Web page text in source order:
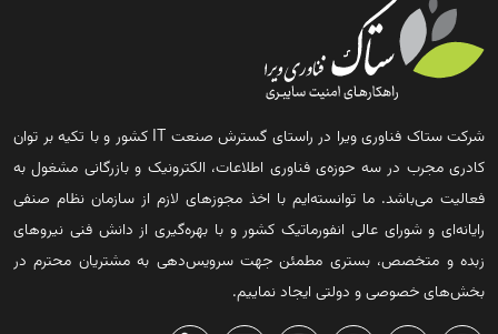
شرکت ستاک فناوری ویرا در راستای گسترش صنعت IT کشور و با تکیه بر توان
کادری مجرب در سه حوزه‌ی فناوری اطلاعات، الکترونیک و بازرگانی مشغول به
فعالیت می‌باشد. ما توانسته‌ایم با اخذ مجوزهای لازم از سازمان نظام صنفی
رایانه‌ای و شورای عالی انفورماتیک کشور و با بهره‌گیری از دانش فنی نیروهای
زبده و متخصص، بستری مطمئن جهت سرویس‌دهی به مشتریان محترم در
بخش‌های خصوصی و دولتی ایجاد نماییم.